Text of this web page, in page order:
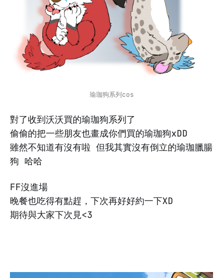
瑜珈狗系列cos
對了收到沃沃買的瑜珈狗系列了
偷偷的把一些朋友也畫成你們買的瑜珈狗xDD
雖然不知道有沒有啦 但我其實沒有倒立的瑜珈臘腸
狗 哈哈
FF沒進場
晚餐也吃得有點趕，下次再好好約一下XD
期待與大家下次見<3